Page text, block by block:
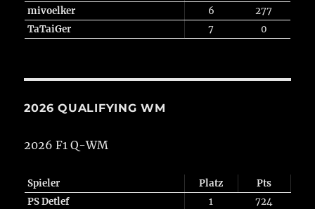
mivoelker
6
277
TaTaiGer
7 0
2026 QUALIFYING WM
2026 F1 Q-WM
Spieler Platz
Pts
PS Detlef
1
724